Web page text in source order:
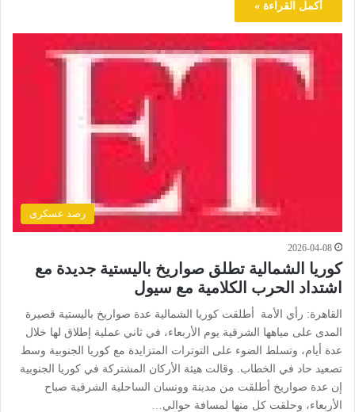
أكمل القراءة »
رصد عسكرى
2026-04-08
كوريا الشمالية تطلق صواريخ باليستية جديدة مع
اشتداد الحرب الكلامية مع سيول
القاهرة: رأي الأمة أطلقت كوريا الشمالية عدة صواريخ باليستية قصيرة
المدى على مياهها الشرقية يوم الأربعاء، في ثاني عملية إطلاق لها خلال
عدة أيام، وتسلط الضوء على التوترات المتزايدة مع كوريا الجنوبية وسط
تصعيد حاد في الخطاب. وقالت هيئة الأركان المشتركة في كوريا الجنوبية
إن عدة صواريخ أطلقت من مدينة وونسان الساحلية الشرقية صباح
الأربعاء، وحلقت كل منها لمسافة حوالي…